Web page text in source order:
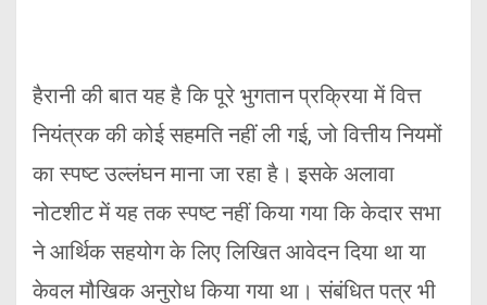
हैरानी की बात यह है कि पूरे भुगतान प्रक्रिया में वित्त
नियंत्रक की कोई सहमति नहीं ली गई, जो वित्तीय नियमों
का स्पष्ट उल्लंघन माना जा रहा है। इसके अलावा
नोटशीट में यह तक स्पष्ट नहीं किया गया कि केदार सभा
ने आर्थिक सहयोग के लिए लिखित आवेदन दिया था या
केवल मौखिक अनुरोध किया गया था। संबंधित पत्र भी